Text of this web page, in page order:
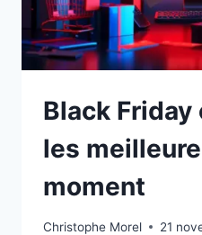
Black Friday
les
moment
Christophe Morel 21